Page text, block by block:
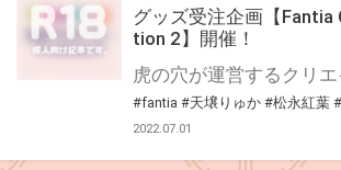
グッズ受注企画【Fantia
tion 2】開催！
#fantia #天壌りゅか #松永紅葉
2022.07.01